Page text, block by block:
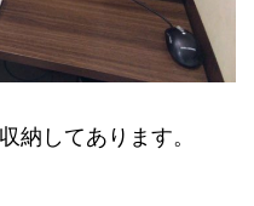
納してあります。